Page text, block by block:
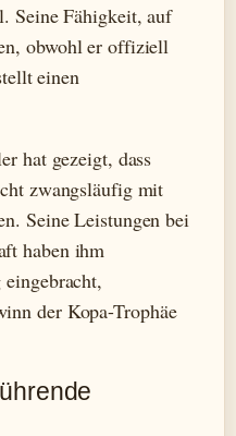
Seine Fähigkeit, auf
obwohl er offiziell
einen
hat gezeigt, dass
zwangsläufig mit
Seine Leistungen bei
haben ihm
der Kopa-Trophäe